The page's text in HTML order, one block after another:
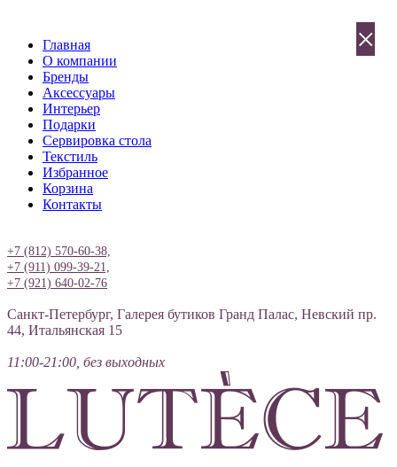
Главная
О компании
Бренды
Аксессуары
Интерьер
Подарки
Сервировка стола
Текстиль
Избранное
Корзина
Контакты
+7 (812) 570-60-38,
+7 (911) 099-39-21,
+7 (921) 640-02-76
Санкт-Петербург, Галерея бутиков Гранд Палас, Невский пр.
44, Итальянская 15
11:00-21:00, без выходных
×